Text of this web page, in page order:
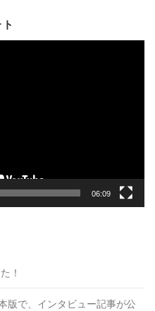
06:09
！
版で、インタビュー記事が公